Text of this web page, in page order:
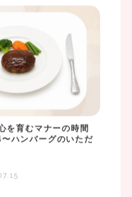
を育むマナーの時間
ハンバーグのいただ